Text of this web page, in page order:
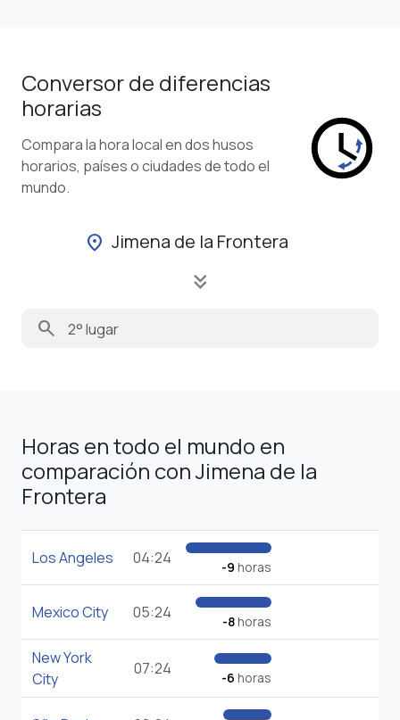
Conversor de diferencias
horarias
Compara la hora local en dos husos
horarios, países o ciudades de todo el
mundo.
location_on Jimena de la Frontera
keyboard_double_arrow_down
search
Horas en todo el mundo en
comparación con Jimena de la
Frontera
Los Angeles 04:24 -9 horas
Mexico City 05:24 -8horas
New York
City
07:24 -6 horas